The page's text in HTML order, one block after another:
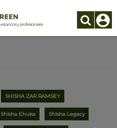
SHISHA ZAR RAMSEY
Shisha Ehuka Shisha Legacy